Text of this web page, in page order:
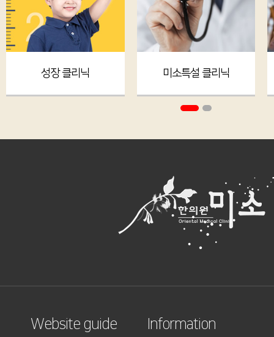
성장 클리닉 미소특설 클리닉
Website guide Information